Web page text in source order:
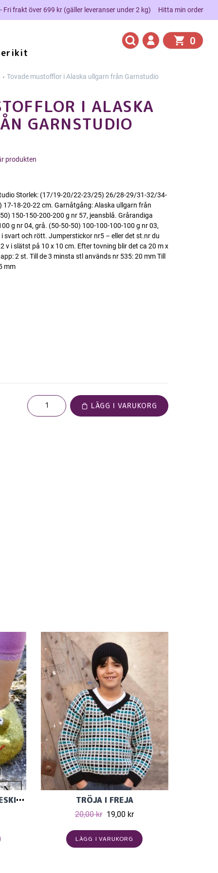
Fri frakt över 699 kr (gäller leveranser under 2 kg) Hitta min order
0
Tovade mustofflor i Alaska ullgarn från Garnstudio
I ALASKA
GARNSTUDIO
produkten
Storlek: (17/19-20/22-23/25) 26/28-29/31-32/34-
18-20-22 cm. Garnåtgång: Alaska ullgarn från
150-150-200-200 g nr 57, jeansblå. Grårandiga
g nr 04, grå. (50-50-50) 100-100-100-100 g nr 03,
svart och rött. Jumperstickor nr5 – eller det st.nr du
v i slätst på 10 x 10 cm. Efter tovning blir det ca 20 m x
2 st. Till de 3 minsta stl används nr 535: 20 mm Till
mm
LÄGG I VARUKORG
TOVADE GRODTOFFLOR I ESKIMO ULLGARN I STL 23-27 TRÖJA I FREJA
20,00 kr 19,00 kr
LÄGG I VARUKORG